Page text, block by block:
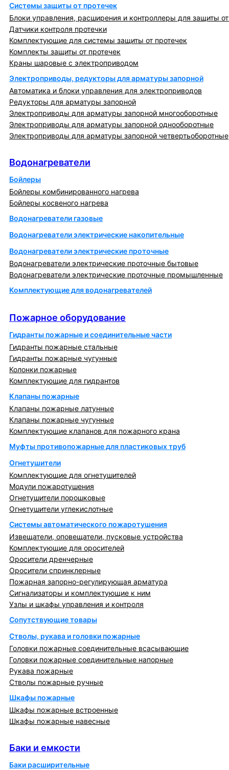
Системы защиты от протечек
Блоки управления, расширения и контроллеры для защиты
Датчики контроля протечки
Комплектующие для системы защиты от протечек
Комплекты защиты от протечек
Краны шаровые с электроприводом
Электроприводы, редукторы для арматуры запорной
Автоматика и блоки управления для электроприводов
Редукторы для арматуры запорной
Электроприводы для арматуры запорной многооборотные
Электроприводы для арматуры запорной однооборотные
Электроприводы для арматуры запорной четвертьоборотные
Водонагреватели
Бойлеры
Бойлеры комбинированного нагрева
Бойлеры косвеного нагрева
Водонагреватели газовые
Водонагреватели электрические накопительные
Водонагреватели электрические проточные
Водонагреватели электрические проточные бытовые
Водонагреватели электрические проточные промышленные
Комплектующие для водонагревателей
Пожарное оборудование
Гидранты пожарные и соединительные части
Гидранты пожарные стальные
Гидранты пожарные чугунные
Колонки пожарные
Комплектующие для гидрантов
Клапаны пожарные
Клапаны пожарные латунные
Клапаны пожарные чугунные
Комплектующие клапанов для пожарного крана
Муфты противопожарные для пластиковых труб
Огнетушители
Комплектующие для огнетушителей
Модули пожаротушения
Огнетушители порошковые
Огнетушители углекислотные
Системы автоматического пожаротушения
Извещатели, оповещатели, пусковые устройства
Комплектующие для оросителей
Оросители дренчерные
Оросители спринклерные
Пожарная запорно-регулирующая арматура
Сигнализаторы и комплектующие к ним
Узлы и шкафы управления и контроля
Сопутствующие товары
Стволы, рукава и головки пожарные
Головки пожарные соединительные всасывающие
Головки пожарные соединительные напорные
Рукава пожарные
Стволы пожарные ручные
Шкафы пожарные
Шкафы пожарные встроенные
Шкафы пожарные навесные
Баки и емкости
Баки расширительные